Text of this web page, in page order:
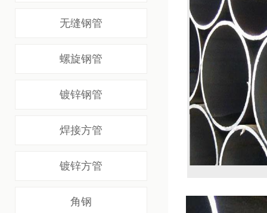
无缝钢管
螺旋钢管
镀锌钢管
焊接方管
镀锌方管
角钢